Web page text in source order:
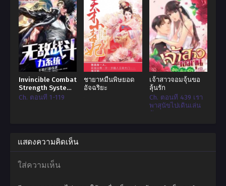
Invincible Combat
Strength System
ระบบสงคราม
Ch. ตอนที่ 1-119
ชายาหมื่นพิษยอด
อัจฉริยะ
เจ้าสาวจอมจุ้นขอ
ลุ้นรัก
Ch. ตอนที่ 439 เรา
พาสุนัขไปเดินเล่น
กันเถอะ
แสดงความคิดเห็น
ใส่ความเห็น